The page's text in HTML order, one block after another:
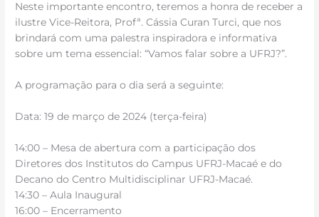
Neste importante encontro, teremos a honra de receber a
ilustre Vice-Reitora, Profª. Cássia Curan Turci, que nos
brindará com uma palestra inspiradora e informativa
sobre um tema essencial: “Vamos falar sobre a UFRJ?”.
A programação para o dia será a seguinte:
Data: 19 de março de 2024 (terça-feira)
14:00 – Mesa de abertura com a participação dos
Diretores dos Institutos do Campus UFRJ-Macaé e do
Decano do Centro Multidisciplinar UFRJ-Macaé.
14:30 – Aula Inaugural
16:00 – Encerramento